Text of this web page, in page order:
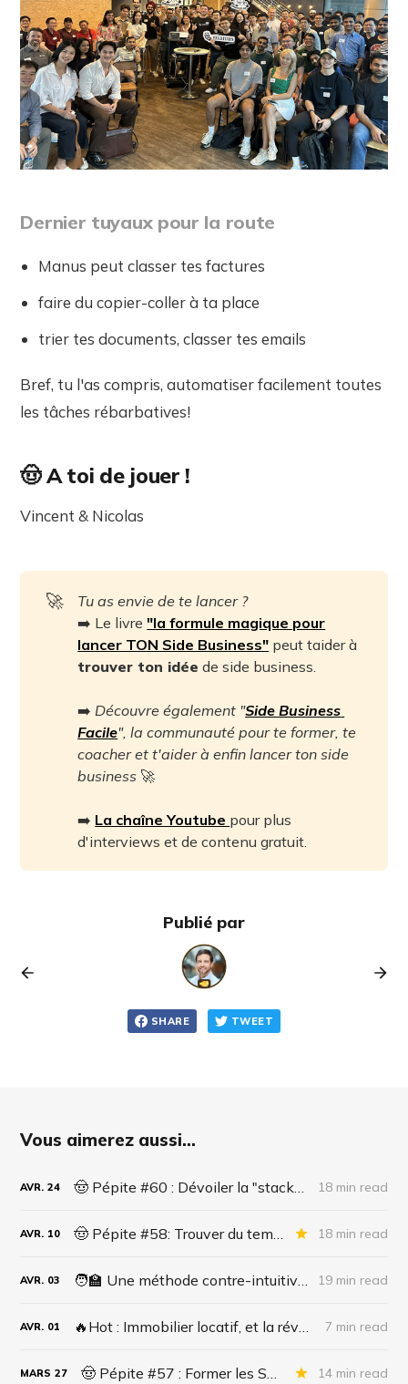
Dernier tuyaux pour la route
Manus peut classer tes factures
faire du copier-coller à ta place
trier tes documents, classer tes emails
Bref, tu l'as compris, automatiser facilement toutes
les tâches rébarbatives!
🤠 A toi de jouer !
Vincent & Nicolas
🚀
Tu as envie de te lancer ?
➡️ Le livre"la formule magique pour
lancer TON Side Business" peut taider à
trouver ton idée de side business.
➡️ Découvre également "Side Business
Facile", la communauté pour te former, te
coacher et t'aider à enfin lancer ton side
business 🚀
➡️ La chaîne Youtube pour plus
d'interviews et de contenu gratuit.
Publié par
SHARE TWEET
Vous aimerez aussi...
AVR. 24 🤠 Pépite #60 : Dévoiler la "stack" des entrepreneurs. 18 min read
AVR. 10 🤠 Pépite #58: Trouver du temps pour ton side business sans cramer ton job (ni ta vie sociale) 18 min read
AVR. 03 🧑‍🏫 Une méthode contre-intuitive pour réussir dans la vente de formations 19 min read
AVR. 01 🔥Hot : Immobilier locatif, et la révolution des images IA 7 min read
MARS 27 🤠 Pépite #57 : Former les Seniors à chatGPT et gagner plus de 1000€/mois 14 min read